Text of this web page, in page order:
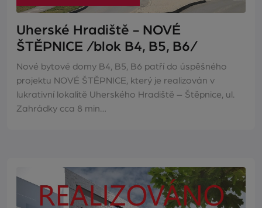
Uherské Hradiště - NOVÉ
ŠTĚPNICE /blok B4, B5, B6/
Nové bytové domy B4, B5, B6 patří do úspěšného
projektu NOVÉ ŠTĚPNICE, který je realizován v
lukrativní lokalitě Uherského Hradiště – Štěpnice, ul.
Zahrádky cca 8 min…